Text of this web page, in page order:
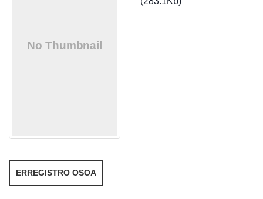
ERREGISTRO OSOA